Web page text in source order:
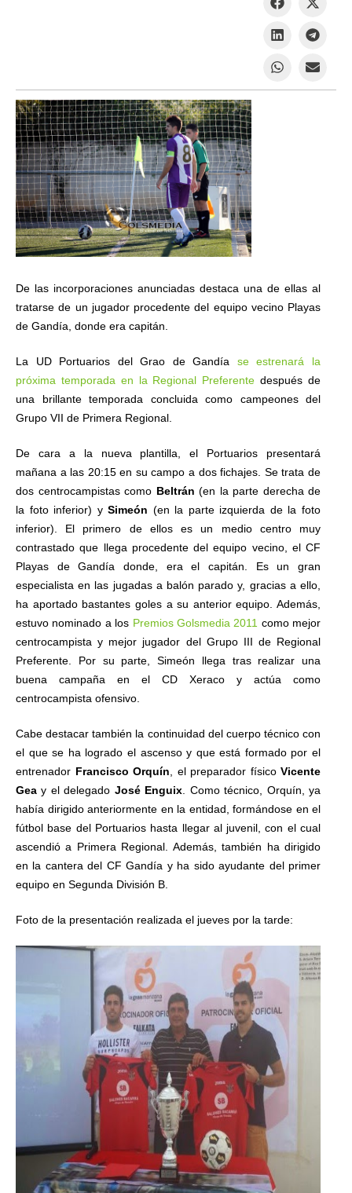
De las incorporaciones anunciadas destaca una de ellas al
tratarse de un jugador procedente del equipo vecino Playas
de Gandía, donde era capitán.
La UD Portuarios del Grao de Gandía se estrenará la
próxima temporada en la Regional Preferente después de
una brillante temporada concluida como campeones del
Grupo VII de Primera Regional.
De cara a la nueva plantilla, el Portuarios presentará
mañana a las 20:15 en su campo a dos fichajes. Se trata de
dos centrocampistas como Beltrán (en la parte derecha de
la foto inferior) ySimeón (en la parte izquierda de la foto
inferior) . El primero de ellos es un medio centro muy
contrastado que llega procedente del equipo vecino, el CF
Playas de Gandía donde, era el capitán. Es un gran
especialista en las jugadas a balón parado y, gracias a ello,
ha aportado bastantes goles a su anterior equipo. Además,
estuvo nominado a los Premios Golsmedia 2011 como mejor
centrocampista y mejor jugador del Grupo III de Regional
Preferente. Por su parte, Simeón llega tras realizar una
buena campaña en el CD Xeraco y actúa como
centrocampista ofensivo.
Cabe destacar también la continuidad del cuerpo técnico con
el que se ha logrado el ascenso y que está formado por el
entrenador Francisco Orquín , el preparador físico Vicente
Gea y el delegado José Enguix . Como técnico, Orquín, ya
había dirigido anteriormente en la entidad, formándose en el
fútbol base del Portuarios hasta llegar al juvenil, con el cual
ascendió a Primera Regional. Además, también ha dirigido
en la cantera del CF Gandía y ha sido ayudante del primer
equipo en Segunda División B.
Foto de la presentación realizada el jueves por la tarde: